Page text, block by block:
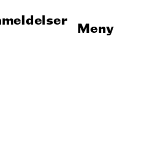
Meny